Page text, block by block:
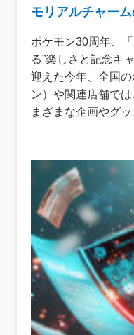
モリアルチャー
ポケモン30周年、
る”楽しさと記念キ
迎えた今年、全国
ン）や関連店舗で
まざまな企画やグ